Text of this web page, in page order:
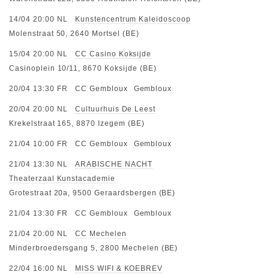
14/04 20:00 NL
Kunstencentrum Kaleidoscoop
Molenstraat 50, 2640 Mortsel (BE)
15/04 20:00 NL
CC Casino Koksijde
Casinoplein 10/11, 8670 Koksijde (BE)
20/04 13:30 FR CC Gembloux Gembloux
20/04 20:00 NL
Cultuurhuis De Leest
Krekelstraat 165, 8870 Izegem (BE)
21/04 10:00 FR CC Gembloux Gembloux
21/04 13:30 NL
ARABISCHE NACHT
Theaterzaal Kunstacademie
Grotestraat 20a, 9500 Geraardsbergen (BE)
21/04 13:30 FR CC Gembloux Gembloux
21/04 20:00 NL
CC Mechelen
Minderbroedersgang 5, 2800 Mechelen (BE)
22/04 16:00 NL
MISS WIFI & KOEBREV